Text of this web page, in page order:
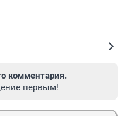
комментария.
первым!